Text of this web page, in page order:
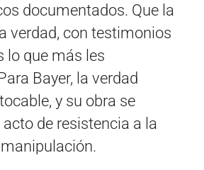
documentados. Que la
verdad, con testimonios
lo que más les
Bayer, la verdad
y su obra se
de resistencia a la